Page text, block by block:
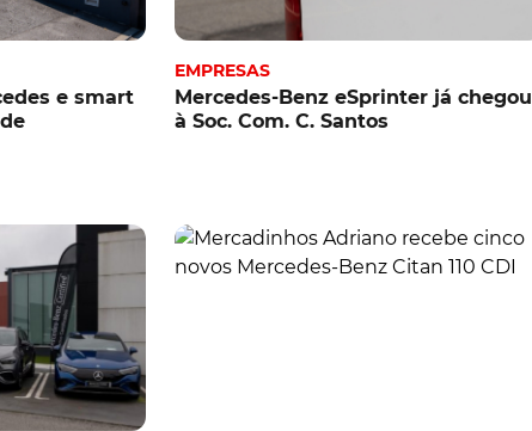
e smart
EMPRESAS
Mercedes-Benz eSprinter já chegou
à Soc. Com. C. Santos